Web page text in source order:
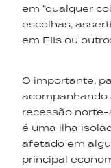
em “qualquer
escolhas,
em FIIs ou
O importante,
acompanhando
recessão
é uma ilha
afetado em
principal